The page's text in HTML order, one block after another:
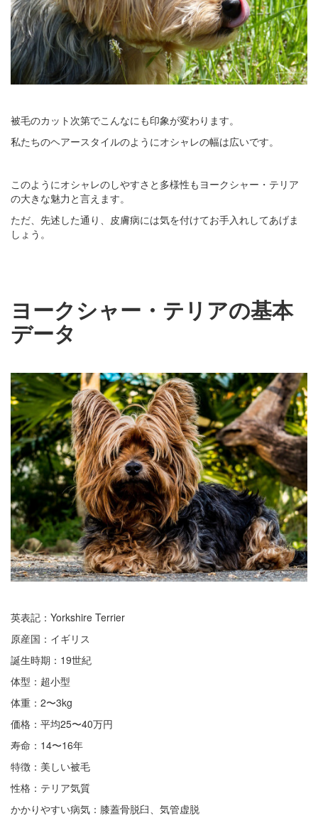
被毛のカット次第でこんなにも印象が変わります。
私たちのヘアースタイルのようにオシャレの幅は広いです。
このようにオシャレのしやすさと多様性もヨークシャー・テリア
の大きな魅力と言えます。
ただ、先述した通り、皮膚病には気を付けてお手入れしてあげま
しょう。
ヨークシャー・テリアの基本
データ
英表記：Yorkshire Terrier
原産国：イギリス
誕生時期：19世紀
体型：超小型
体重：2〜3kg
価格：平均25〜40万円
寿命：14〜16年
特徴：美しい被毛
性格：テリア気質
かかりやすい病気：膝蓋骨脱臼、気管虚脱